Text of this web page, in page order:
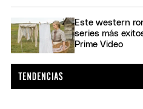
Este western
series más
Prime Video